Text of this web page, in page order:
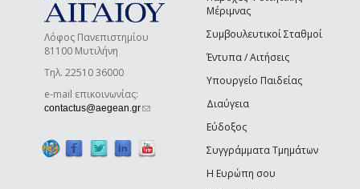
Λόφος Πανεπιστημίου
81100 Μυτιλήνη
Τηλ. 22510 36000
e-mail επικοινωνίας:
contactus@aegean.gr(link sends e-mail)
Μέριμνας
Συμβουλευτικοί Σταθμοί
Έντυπα / Αιτήσεις
Υπουργείο Παιδείας
Διαύγεια
Εύδοξος
Συγγράμματα Τμημάτων
Η Ευρώπη σου